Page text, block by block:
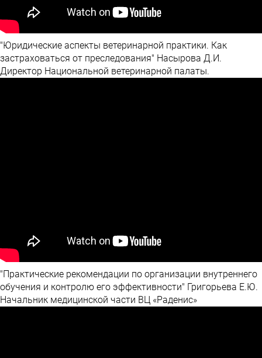
"Юридические аспекты ветеринарной практики. Как
застраховаться от преследования" Насырова Д.И.
Директор Национальной ветеринарной палаты.
"Практические рекомендации по организации внутреннего
обучения и контролю его эффективности" Григорьева Е.Ю.
Начальник медицинской части ВЦ «Раденис»